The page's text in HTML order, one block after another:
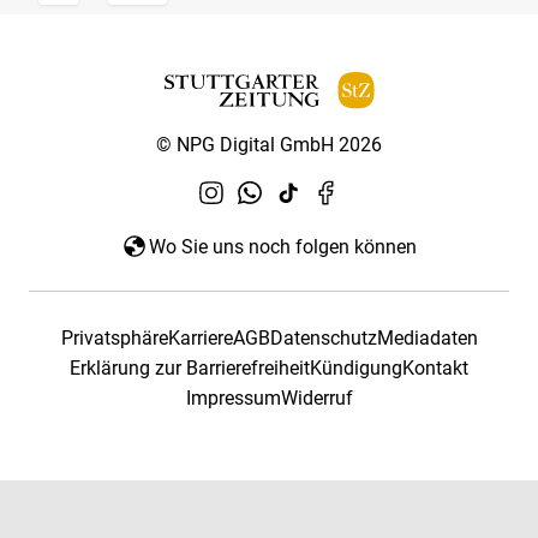
© NPG Digital GmbH 2026
Wo Sie uns noch folgen können
PrivatsphäreKarriereAGBDatenschutzMediadaten
Erklärung zur BarrierefreiheitKündigungKontakt
ImpressumWiderruf